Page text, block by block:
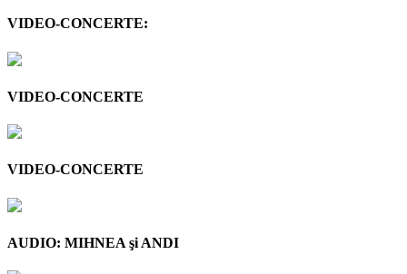
VIDEO-CONCERTE:
VIDEO-CONCERTE
VIDEO-CONCERTE
AUDIO: MIHNEA şi ANDI